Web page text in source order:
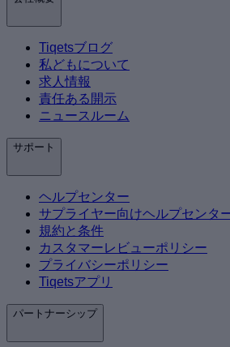
Tiqetsブログ
私どもについて
求人情報
責任ある開示
ニュースルーム
サポート
ヘルプセンター
サプライヤー向けヘルプセンタ
規約と条件
カスタマーレビューポリシー
プライバシーポリシー
Tiqetsアプリ
パートナーシップ